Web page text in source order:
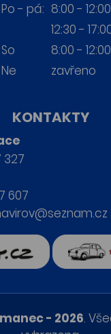
Po - pá: 8:00 - 12:00
12:30 -
So
8:00 - 12:00
Ne
zavřeno
KONTAKTY
327
607
Retro
- 2026.